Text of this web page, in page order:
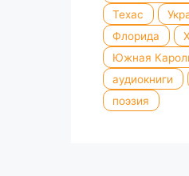
Техас
Флорида
Южная
аудиокниги
поэзия